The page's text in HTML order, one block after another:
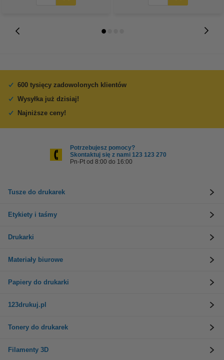
600 tysięcy zadowolonych klientów
Wysyłka już dzisiaj!
Najniższe ceny!
Potrzebujesz pomocy?
Skontaktuj się z nami 123 123 270
Pn-Pt od 8:00 do 16:00
Tusze do drukarek
Etykiety i taśmy
Drukarki
Materiały biurowe
Papiery do drukarki
123drukuj.pl
Tonery do drukarek
Filamenty 3D